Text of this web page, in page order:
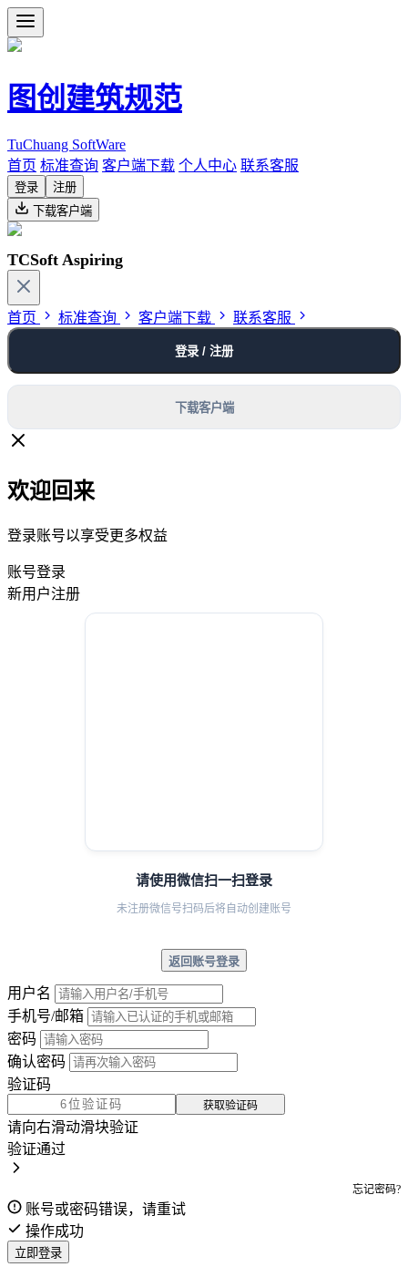
图创建筑规范
TuChuang SoftWare
首页 标准查询 客户端下载 个人中心 联系客服
登录
注册
下载客户端
TCSoft Aspiring
首页 标准查询 客户端下载 联系客服
登录 / 注册
下载客户端
欢迎回来
登录账号以享受更多权益
账号登录
新用户注册
请使用微信扫一扫登录
未注册微信号扫码后将自动创建账号
返回账号登录
用户名
手机号/邮箱
密码
确认密码
验证码
获取验证码
请向右滑动滑块验证
验证通过
忘记密码?
账号或密码错误，请重试
操作成功
立即登录